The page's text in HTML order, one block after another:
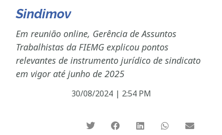
Sindimov
Em reunião online, Gerência de Assuntos
Trabalhistas da FIEMG explicou pontos
relevantes de instrumento jurídico de sindicato
em vigor até junho de 2025
30/08/2024 | 2:54 PM